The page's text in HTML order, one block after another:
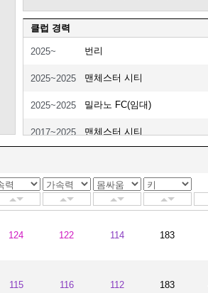
클럽 경력
2025~ 번리
2025~2025 맨체스터 시티
2025~2025 밀라노 FC(임대)
2017~2025 맨체스터 시티
2011~2011 애스턴 빌라(임대)
2010~2011 퀸스파크 레인저스(임대)
2010~2010 토트넘 홋스퍼
124 122 114 183
115 116 112 183